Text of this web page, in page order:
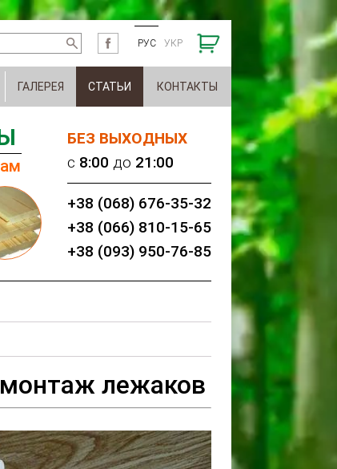
РУС УКР
ГАЛЕРЕЯ СТАТЬИ КОНТАКТЫ
БЕЗ ВЫХОДНЫХ
c 8:00 до 21:00
+38 (068) 676-35-32
+38 (066) 810-15-65
+38 (093) 950-76-85
лежаков